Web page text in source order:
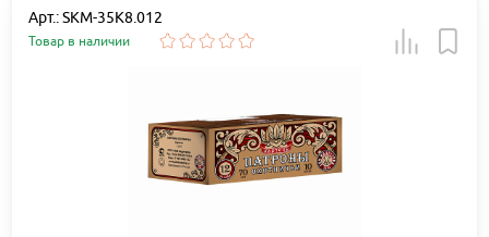
Арт.: SKM-35K8.012
Товар в наличии